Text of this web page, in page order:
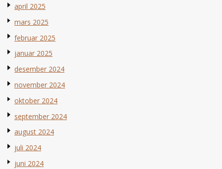
april 2025
mars 2025
februar 2025
januar 2025
desember 2024
november 2024
oktober 2024
september 2024
august 2024
juli 2024
juni 2024